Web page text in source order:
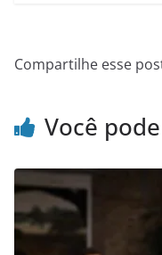
Compartilhe esse
Você